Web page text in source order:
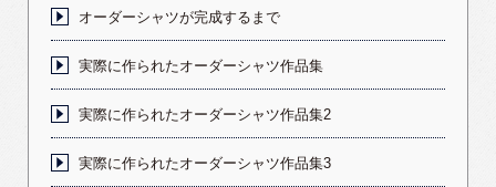
オーダーシャツが完成するまで
実際に作られたオーダーシャツ作品集
実際に作られたオーダーシャツ作品集2
実際に作られたオーダーシャツ作品集3